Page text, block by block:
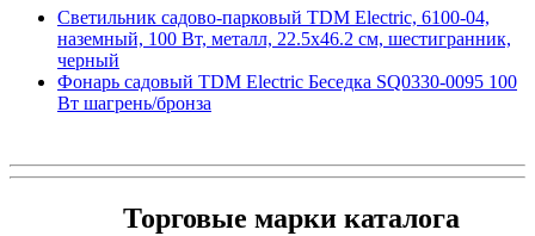
Светильник садово-парковый TDM Electric, 6100-04,
наземный, 100 Вт, металл, 22.5х46.2 см, шестигранник,
черный
Фонарь садовый TDM Electric Беседка SQ0330-0095 100
Вт шагрень/бронза
Торговые марки каталога